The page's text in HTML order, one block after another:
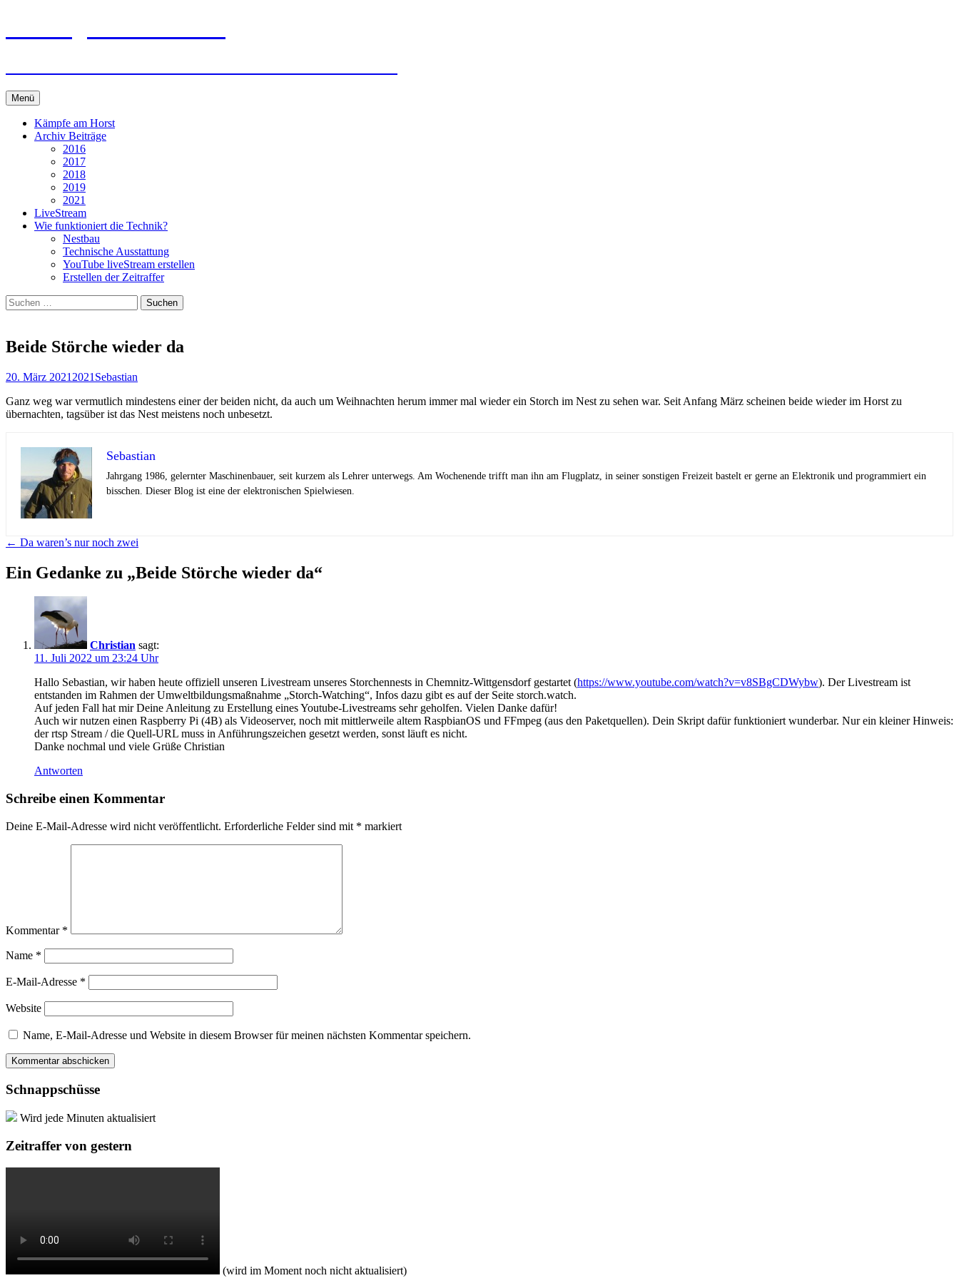
Menü
Kämpfe am Horst
Archiv Beiträge
2016
2017
2018
2019
2021
LiveStream
Wie funktioniert die Technik?
Nestbau
Technische Ausstattung
YouTube liveStream erstellen
Erstellen der Zeitraffer
Suchen
nach:
Beide Störche wieder da
20. März 2021 2021 Sebastian
Ganz weg war vermutlich mindestens einer der beiden nicht, da auch um Weihnachten herum immer mal wieder ein Storch im Nest zu sehen war. Seit Anfang März scheinen beide wieder im Horst zu
übernachten, tagsüber ist das Nest meistens noch unbesetzt.
Sebastian
Jahrgang 1986, gelernter Maschinenbauer, seit kurzem als Lehrer unterwegs. Am Wochenende trifft man ihn am Flugplatz, in seiner sonstigen Freizeit bastelt er gerne an Elektronik und programmiert ein
bisschen. Dieser Blog ist eine der elektronischen Spielwiesen.
Beitragsnavigation
← Da waren’s nur noch zwei
Ein Gedanke zu „Beide Störche wieder da“
Christian sagt:
11. Juli 2022 um 23:24 Uhr
Hallo Sebastian, wir haben heute offiziell unseren Livestream unseres Storchennests in Chemnitz-Wittgensdorf gestartet (https://www.youtube.com/watch?v=v8SBgCDWybw). Der Livestream ist
entstanden im Rahmen der Umweltbildungsmaßnahme „Storch-Watching“, Infos dazu gibt es auf der Seite storch.watch.
Auf jeden Fall hat mir Deine Anleitung zu Erstellung eines Youtube-Livestreams sehr geholfen. Vielen Danke dafür!
Auch wir nutzen einen Raspberry Pi (4B) als Videoserver, noch mit mittlerweile altem RaspbianOS und FFmpeg (aus den Paketquellen). Dein Skript dafür funktioniert wunderbar. Nur ein kleiner Hinweis:
der rtsp Stream / die Quell-URL muss in Anführungszeichen gesetzt werden, sonst läuft es nicht.
Danke nochmal und viele Grüße Christian
Antworten
Schreibe einen Kommentar
Deine E-Mail-Adresse wird nicht veröffentlicht. Erforderliche Felder sind mit * markiert
Kommentar *
Name *
E-Mail-Adresse *
Website
Name, E-Mail-Adresse und Website in diesem Browser für meinen nächsten Kommentar speichern.
Schnappschüsse
Wird jede Minuten aktualisiert
Zeitraffer von gestern
(wird im Moment noch nicht aktualisiert)